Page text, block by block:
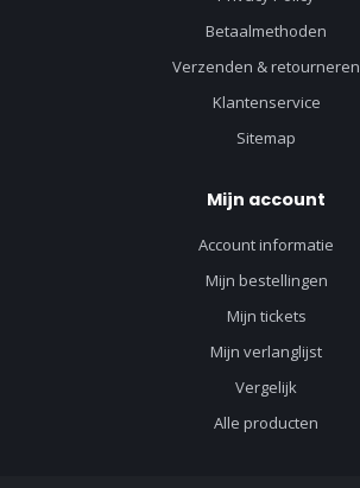
Betaalmethoden
Verzenden & retourneren
Klantenservice
Sitemap
Mijn account
Account informatie
Mijn bestellingen
Mijn tickets
Mijn verlanglijst
Vergelijk
Alle producten